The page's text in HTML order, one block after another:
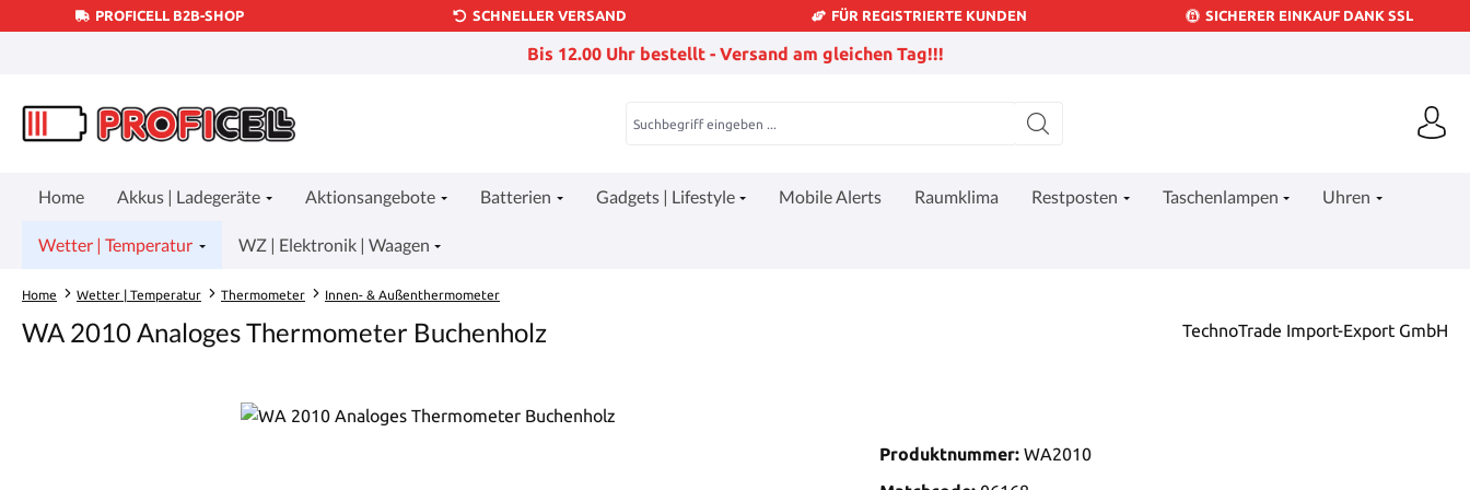
Hauptinhalt springen
Zur Suche springen
Zur Hauptnavigation springen
PROFICELL B2B-SHOP SCHNELLER VERSAND FÜR REGISTRIERTE KUNDEN SICHERER EINKAUF DANK SSL
Bis 12.00 Uhr bestellt - Versand am gleichen Tag!!!
Home Akkus | Ladegeräte Aktionsangebote Batterien Gadgets | Lifestyle Mobile Alerts Raumklima Restposten Taschenlampen Uhren
Wetter | Temperatur WZ | Elektronik | Waagen
Home Wetter | Temperatur Thermometer Innen- & Außenthermometer
WA 2010 Analoges Thermometer Buchenholz TechnoTrade Import-Export GmbH
Produktnummer: WA2010